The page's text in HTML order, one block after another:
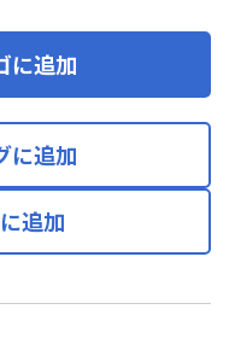
に追加
に追加
追加